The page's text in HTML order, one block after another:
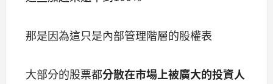
那是因為這只是內部管理階層的股權表
大部分的股票都分散在市場上被廣大的投資人